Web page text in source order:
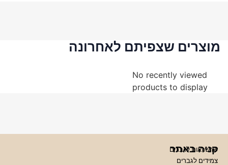
מוצרים שצפיתם לאחרונה
No recently viewed
products to display
קניה באתר
שרשראות לגברים
צמידים לגברים